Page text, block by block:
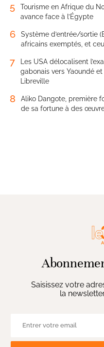
5
Tourisme en Afrique du
avance face à l’Égypte
6
Système d’entrée/sortie
africains exemptés, et
7
Les USA délocalisent
gabonais vers Yaoundé
Libreville
8
Aliko Dangote, première
de sa fortune à des
Saisissez votre
la